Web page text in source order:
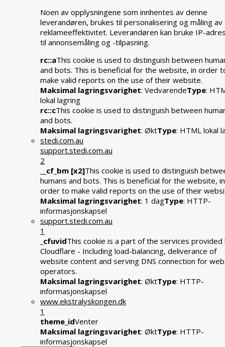
Noen av opplysningene som innhentes av denne
leverandøren, brukes til personalisering og måling av
reklameeffektivitet. Leverandøren kan bruke IP-
til annonsemåling og -tilpasning.
rc::aThis cookie is used to distinguish between
and bots. This is beneficial for the website, in order
make valid reports on the use of their website.
Maksimal lagringsvarighet: VedvarendeType:
lokal lagring
rc::cThis cookie is used to distinguish between
and bots.
Maksimal lagringsvarighet: ØktType: HTML lokal
stedi.com.au
support.stedi.com.au
2
__cf_bm [x2]This cookie is used to distinguish
humans and bots. This is beneficial for the website, in
order to make valid reports on the use of their
Maksimal lagringsvarighet: 1 dagType: HTTP-
informasjonskapsel
support.stedi.com.au
1
_cfuvidThis cookie is a part of the services provided
Cloudflare - Including load-balancing, deliverance of
website content and serving DNS connection for
operators.
Maksimal lagringsvarighet: ØktType: HTTP-
informasjonskapsel
www.ekstralyskongen.dk
1
theme_idVenter
Maksimal lagringsvarighet: ØktType: HTTP-
informasjonskapsel